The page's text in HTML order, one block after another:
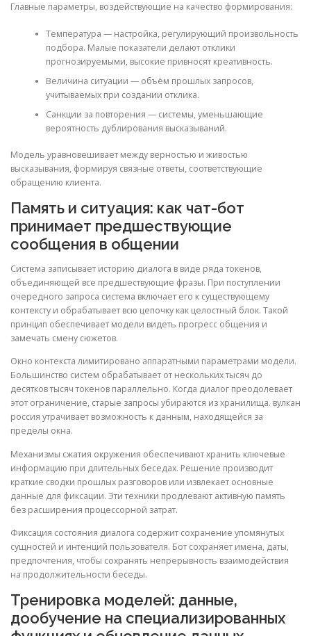
Главные параметры, воздействующие на качество формирования:
Температура — настройка, регулирующий произвольность
подбора. Малые показатели делают отклики
прогнозируемыми, высокие привносят креативность.
Величина ситуации — объём прошлых запросов,
учитываемых при создании отклика.
Санкции за повторения — системы, уменьшающие
вероятность дублирования высказываний.
Модель уравновешивает между верностью и живостью
высказывания, формируя связные ответы, соответствующие
обращению клиента.
Память и ситуация: как чат-бот
принимает предшествующие
сообщения в общении
Система записывает историю диалога в виде ряда токенов,
объединяющей все предшествующие фразы. При поступлении
очередного запроса система включает его к существующему
контексту и обрабатывает всю цепочку как целостный блок. Такой
принцип обеспечивает модели видеть прогресс общения и
замечать смену сюжетов.
Окно контекста лимитировано аппаратными параметрами модели.
Большинство систем обрабатывает от нескольких тысяч до
десятков тысяч токенов параллельно. Когда диалог преодолевает
этот ограничение, старые запросы убираются из хранилища. вулкан
россия утрачивает возможность к данным, находящейся за
пределы окна.
Механизмы сжатия окружения обеспечивают хранить ключевые
информацию при длительных беседах. Решение производит
краткие сводки прошлых разговоров или извлекает основные
данные для фиксации. Эти техники продлевают активную память
без расширения процессорной затрат.
Фиксация состояния диалога содержит сохранение упомянутых
сущностей и интенций пользователя. Бот сохраняет имена, даты,
предпочтения, чтобы сохранять непрерывность взаимодействия
на продолжительности беседы.
Тренировка моделей: данные,
дообучение на специализированных